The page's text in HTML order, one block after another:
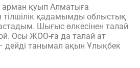
қуып Алматыға
тілшілік қадамымды облыстық
Шығыс өлкесінен талай
Осы ЖОО-ға да талай ат
дейді танымал ақын Ұлықбек